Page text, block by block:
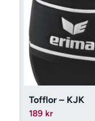
Tofflor – KJK
189 kr